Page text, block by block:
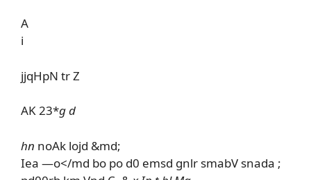
A
i
jjqHpN tr Z
AK 23*g d
hn noAk lojd &md;
Iea —o</md bo po d0 emsd gnlr smabV snada ;